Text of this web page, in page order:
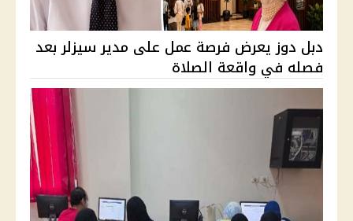
دبل دوز يعرض فرصة عمل على مدير سيزلر بعد
فصله في واقعة الصلاة